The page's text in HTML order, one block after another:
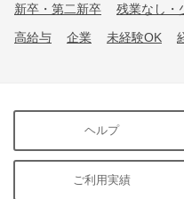
新卒・第二新卒 残業なし・
高給与 企業 未経験OK
ヘルプ
ご利用実績